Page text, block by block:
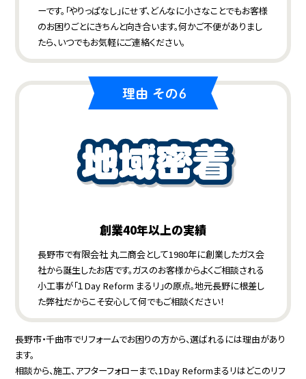
ーです。「やりっぱなし」にせず、どんなに小さなことでもお客様
のお困りごとにきちんと向き合います。何かご不便がありまし
たら、いつでもお気軽にご連絡ください。
創業40年以上の実績
長野市で有限会社 丸二商会として1980年に創業したガス会
社から誕生したお店です。ガスのお客様からよくご相談される
小工事が「１Day Reform まるリ」の原点。地元長野に根差し
た弊社だからこそ安心して何でもご相談ください！
長野市・千曲市でリフォームでお困りの方から、選ばれるには理由があり
ます。
相談から、施工、アフターフォローまで、1Day Reformまるリはどこのリフ